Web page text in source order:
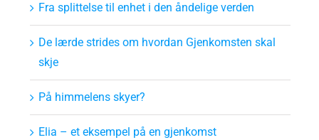
Fra splittelse til enhet i den åndelige verden
De lærde strides om hvordan Gjenkomsten skal
skje
På himmelens skyer?
Elia – et eksempel på en gjenkomst